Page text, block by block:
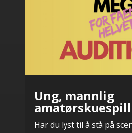
Ung, mannlig
Har du lyst til å stå på